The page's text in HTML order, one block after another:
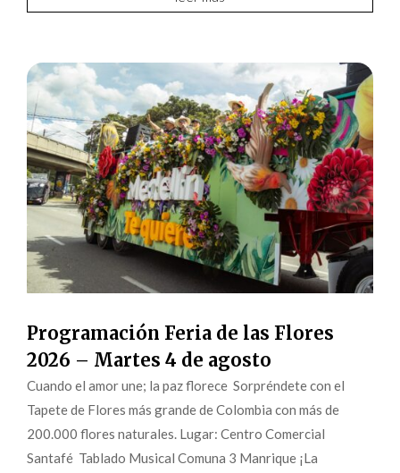
Programación Feria de las Flores
2026 – Martes 4 de agosto
Cuando el amor une; la paz florece Sorpréndete con el
Tapete de Flores más grande de Colombia con más de
200.000 flores naturales. Lugar: Centro Comercial
Santafé Tablado Musical Comuna 3 Manrique ¡La